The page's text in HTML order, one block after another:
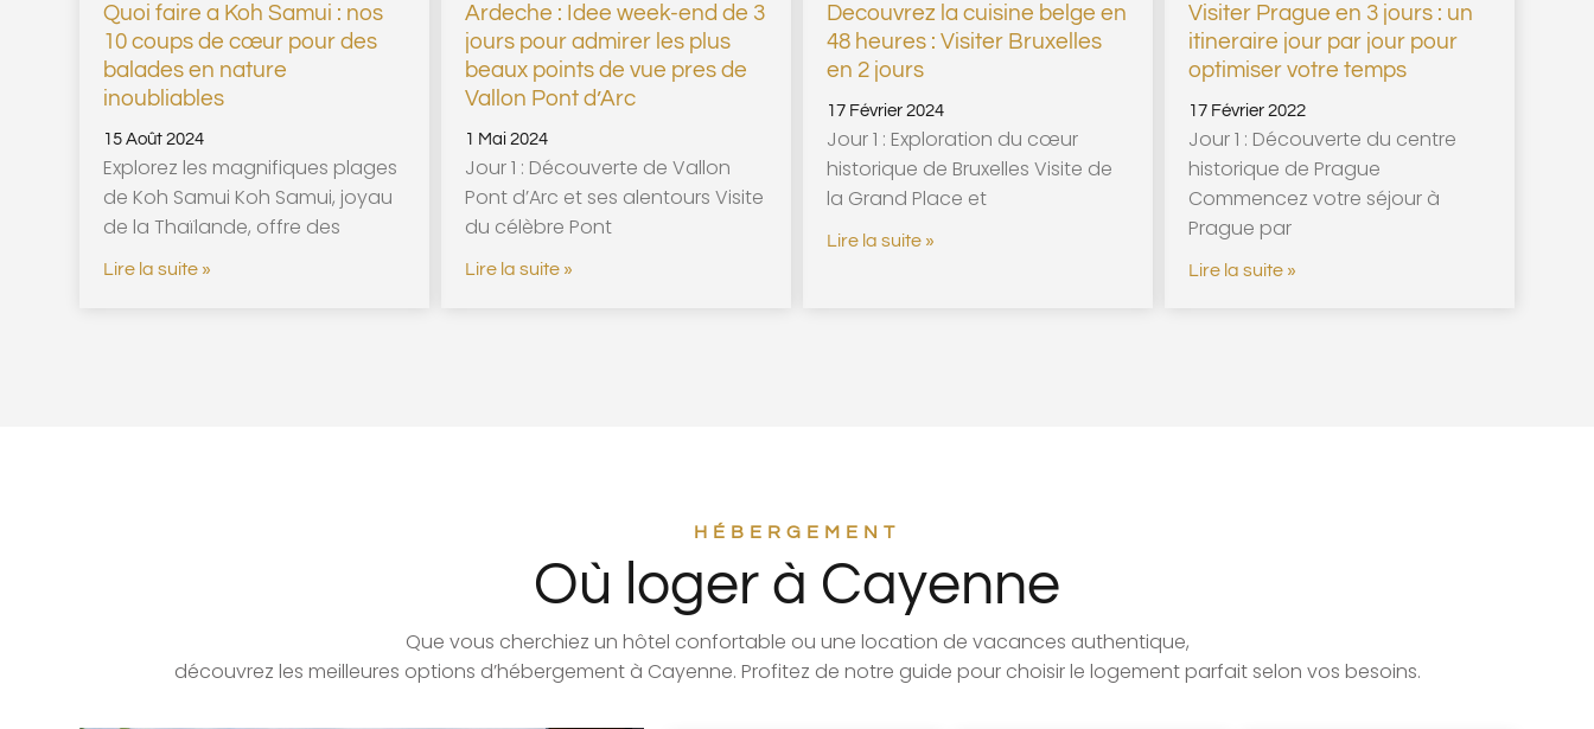
Quoi faire a Koh Samui : nos
10 coups de cœur pour des
balades en nature
inoubliables
15 Août 2024
Explorez les magnifiques plages
de Koh Samui Koh Samui, joyau
de la Thaïlande, offre des
Lire la suite »
Ardeche : Idee week-end de 3
jours pour admirer les plus
beaux points de vue pres de
Vallon Pont d’Arc
1 Mai 2024
Jour 1 : Découverte de Vallon
Pont d’Arc et ses alentours Visite
du célèbre Pont
Lire la suite »
Decouvrez la cuisine belge en
48 heures : Visiter Bruxelles
en 2 jours
17 Février 2024
Jour 1 : Exploration du cœur
historique de Bruxelles Visite de
la Grand Place et
Lire la suite »
Visiter Prague en 3 jours : un
itineraire jour par jour pour
optimiser votre temps
17 Février 2022
Jour 1 : Découverte du centre
historique de Prague
Commencez votre séjour à
Prague par
Lire la suite »
HÉBERGEMENT
Où loger à Cayenne
Que vous cherchiez un hôtel confortable ou une location de vacances authentique,
découvrez les meilleures options d’hébergement à Cayenne. Profitez de notre guide pour choisir le logement parfait selon vos besoins.